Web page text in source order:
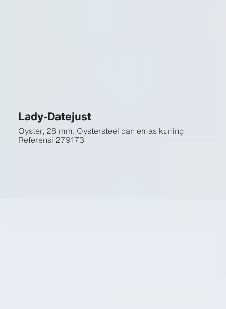
Lady-Datejust
Oyster, 28 mm, Oystersteel dan emas kuning
Referensi 279173